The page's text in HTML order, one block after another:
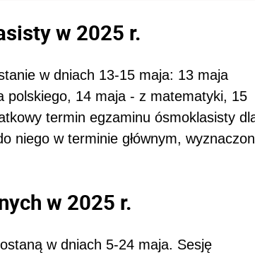
w 2025 r.
w dniach 13-15 maja: 13 maja
polskiego, 14 maja - z matematyki, 15
termin egzaminu ósmoklasisty
niego w terminie głównym,
w 2025 r.
w dniach 5-24 maja. Sesję